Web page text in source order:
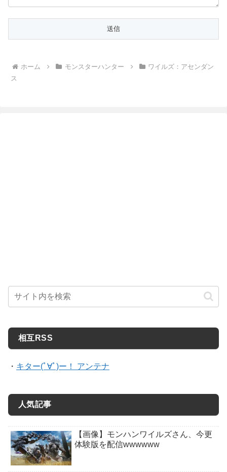
ホーム モンスターハンター
ワイルズ：アセンダン
ス
相互RSS
・ キター(ﾟ∀ﾟ)ー！ アンテナ
人気記事
【画像】モンハンワイルズさん、今更
体験版を配信wwwwww